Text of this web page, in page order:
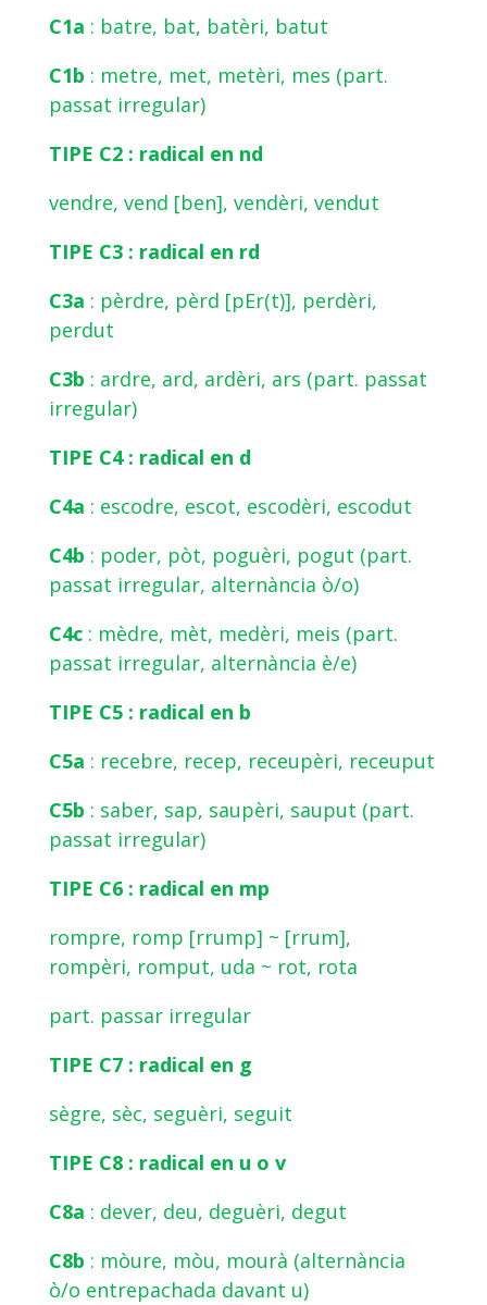
C1a : batre, bat, batèri, batut
C1b : metre, met, metèri, mes (part.
passat irregular)
TIPE C2 : radical en nd
vendre, vend [ben], vendèri, vendut
TIPE C3 : radical en rd
C3a : pèrdre, pèrd [pEr(t)], perdèri,
perdut
C3b : ardre, ard, ardèri, ars (part. passat
irregular)
TIPE C4 : radical en d
C4a : escodre, escot, escodèri, escodut
C4b : poder, pòt, poguèri, pogut (part.
passat irregular, alternància ò/o)
C4c: mèdre, mèt, medèri, meis (part.
passat irregular, alternància è/e)
TIPE C5 : radical en b
C5a : recebre, recep, receupèri, receuput
C5b : saber, sap, saupèri, sauput (part.
passat irregular)
TIPE C6 : radical en mp
rompre, romp [rrump] ~ [rrum],
rompèri, romput, uda ~ rot, rota
part. passar irregular
TIPE C7 : radical en g
sègre, sèc, seguèri, seguit
TIPE C8 : radical en u o v
C8a : dever, deu, deguèri, degut
C8b : mòure, mòu, mourà (alternància
ò/o entrepachada davant u)